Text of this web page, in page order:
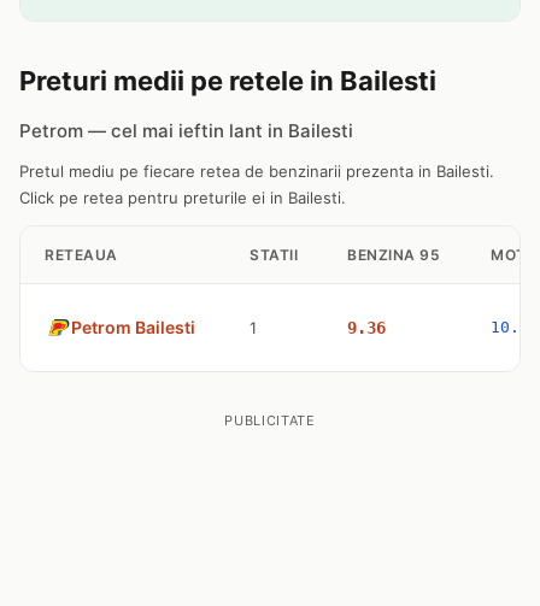
Preturi medii pe retele in Bailesti
Petrom — cel mai ieftin lant in Bailesti
Pretul mediu pe fiecare retea de benzinarii prezenta in Bailesti.
Click pe retea pentru preturile ei in Bailesti.
RETEAUA STATII BENZINA 95
Petrom Bailesti 1 9.36 10.57
PUBLICITATE